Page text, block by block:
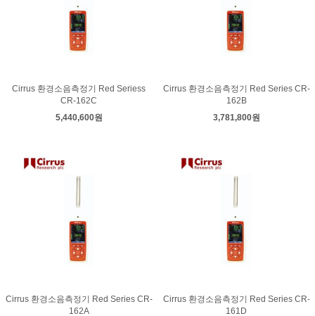
Cirrus 환경소음측정기 Red Seriess
CR-162C
5,440,600원
Cirrus 환경소음측정기 Red Series CR-
162B
3,781,800원
Cirrus 환경소음측정기 Red Series CR-
162A
Cirrus 환경소음측정기 Red Series CR-
161D